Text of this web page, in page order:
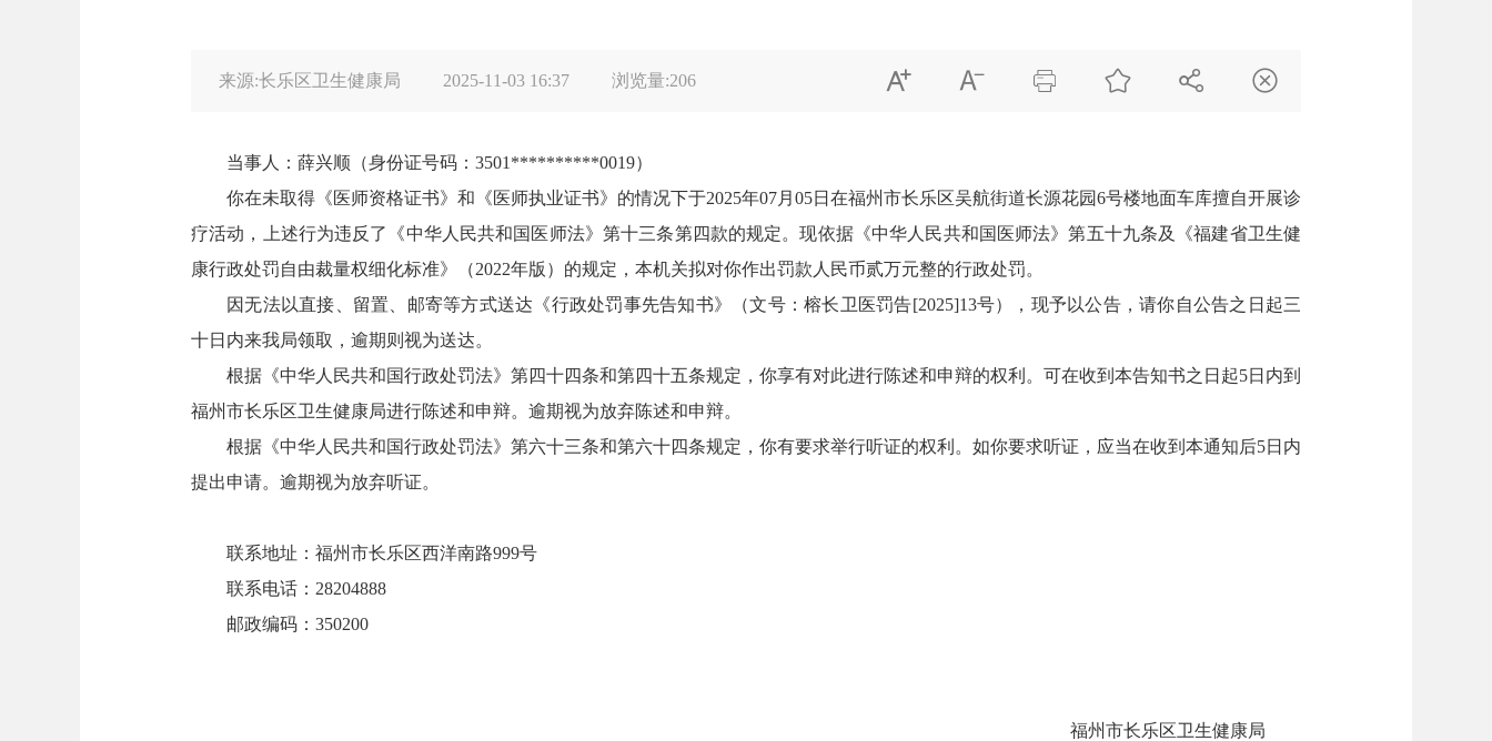
来源:长乐区卫生健康局 2025-11-03 16:37 浏览量:206      
当事人：薛兴顺（身份证号码： 3501**********0019）
你在未取得《医师资格证书》和《医师执业证书》的情况下于2025年07月05日在福州市长乐区吴航街道长源花园6号楼地面车库擅自开展诊
疗活动，上述行为违反了《中华人民共和国医师法》第十三条第四款的规定。现依据《中华人民共和国医师法》第五十九条及《福建省卫生健
康行政处罚自由裁量权细化标准》（2022年版）的规定，本机关拟对你作出罚款人民币贰万元整的行政处罚。
因无法以直接、留置、邮寄等方式送达《行政处罚事先告知书》（文号：榕长卫医罚告[2025]13号），现予以公告，请你自公告之日起三
十日内来我局领取，逾期则视为送达。
根据《中华人民共和国行政处罚法》第四十四条和第四十五条规定，你享有对此进行陈述和申辩的权利。可在收到本告知书之日起5日内到
福州市长乐区卫生健康局进行陈述和申辩。逾期视为放弃陈述和申辩。
根据《中华人民共和国行政处罚法》第六十三条和第六十四条规定，你有要求举行听证的权利。如你要求听证，应当在收到本通知后5日内
提出申请。逾期视为放弃听证。
联系地址：福州市长乐区西洋南路999号
联系电话： 28204888
邮政编码： 350200
福州市长乐区卫生健康局